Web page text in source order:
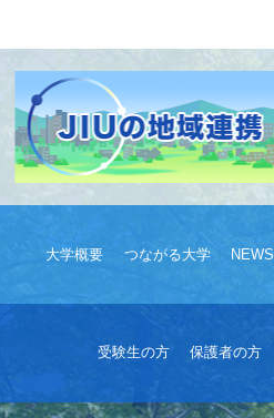
大学概要 つながる大学 NEWS
受験生の方 保護者の方